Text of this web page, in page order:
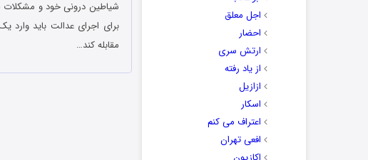
اجل معلق
احضار
ارتش سری
از یاد رفته
ازازیل
اسکار
اعتراف می کنم
افعی تهران
شیاطین درونی خود و مشکلات
برای اجرای عدالت باید وارد
مقابله کند…